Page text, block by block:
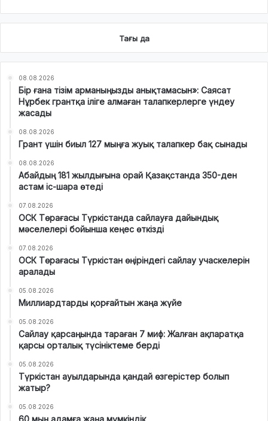
Тағы да
08.08.2026
Бір ғана тізім арманыңызды анықтамасын»: Саясат
Нұрбек грантқа іліге алмаған талапкерлерге үндеу
жасады
08.08.2026
Грант үшін биыл 127 мыңға жуық талапкер бақ сынады
08.08.2026
Абайдың 181 жылдығына орай Қазақстанда 350-ден
астам іс-шара өтеді
07.08.2026
ОСК Төрағасы Түркістанда сайлауға дайындық
мәселелері бойынша кеңес өткізді
07.08.2026
ОСК Төрағасы Түркістан өңіріндегі сайлау учаскелерін
аралады
05.08.2026
Миллиардтарды қорғайтын жаңа жүйе
05.08.2026
Сайлау қарсаңында тараған 7 миф: Жалған ақпаратқа
қарсы орталық түсініктеме берді
05.08.2026
Түркістан ауылдарында қандай өзгерістер болып
жатыр?
05.08.2026
60 мың адамға жаңа мүмкіндік